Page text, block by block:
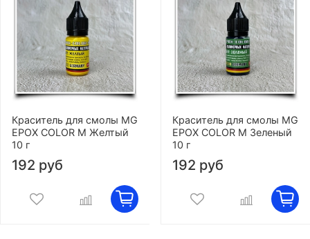
Краситель для смолы MG
EPOX COLOR M Желтый
10 г
192 руб
Краситель для смолы MG
EPOX COLOR M Зеленый
10 г
192 руб